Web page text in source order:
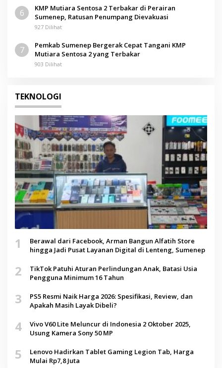
6
KMP Mutiara Sentosa 2 Terbakar di Perairan
Sumenep, Ratusan Penumpang Dievakuasi
927 Dilihat
7
Pemkab Sumenep Bergerak Cepat Tangani KMP
Mutiara Sentosa 2 yang Terbakar
903 Dilihat
TEKNOLOGI
1
Berawal dari Facebook, Arman Bangun Alfatih Store
hingga Jadi Pusat Layanan Digital di Lenteng, Sumenep
2
TikTok Patuhi Aturan Perlindungan Anak, Batasi Usia
Pengguna Minimum 16 Tahun
3
PS5 Resmi Naik Harga 2026: Spesifikasi, Review, dan
Apakah Masih Layak Dibeli?
4
Vivo V60 Lite Meluncur di Indonesia 2 Oktober 2025,
Usung Kamera Sony 50 MP
5
Lenovo Hadirkan Tablet Gaming Legion Tab, Harga
Mulai Rp7,8 Juta